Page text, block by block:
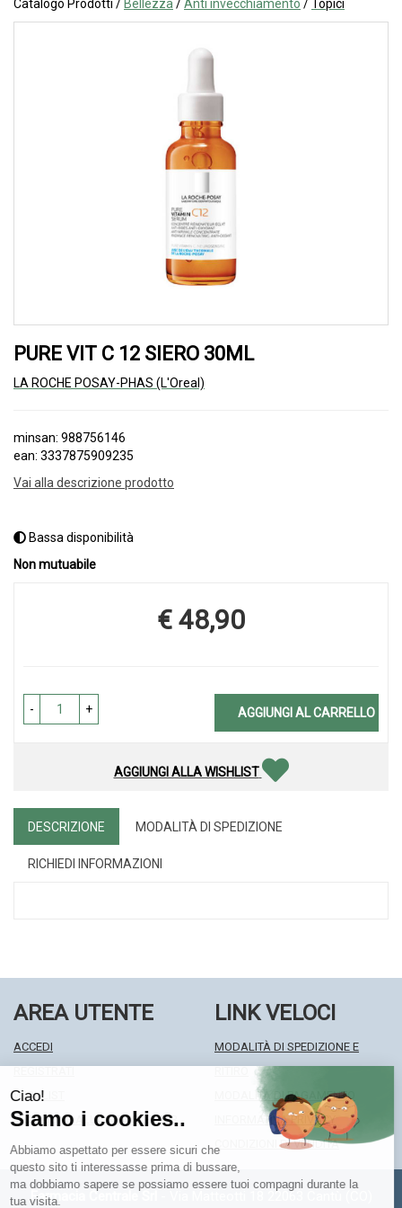
Catalogo Prodotti / Bellezza /Anti invecchiamento /Topici
PURE VIT C 12 SIERO 30ML
LA ROCHE POSAY-PHAS (L'Oreal)
minsan: 988756146
ean: 3337875909235
Vai alla descrizione prodotto
Bassa disponibilità
Non mutuabile
Prezzo
€ 48,90
- + AGGIUNGI AL CARRELLO
AGGIUNGI ALLA WISHLIST
DESCRIZIONE MODALITÀ DI SPEDIZIONE
RICHIEDI INFORMAZIONI
AREA UTENTE
ACCEDI
WISHLIST
ISCRIZIONE ALLA NEWSLETTER
LINK VELOCI
MODALITÀ DI SPEDIZIONE E
MODALITÀ DI PAGAMENTO
INFORMATIVA PRIVACY
CONDIZIONI DI VENDITA
Farmacia Centrale Srl